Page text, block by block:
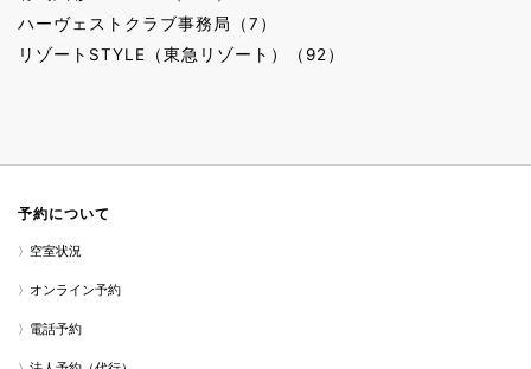
ハーヴェストクラブ事務局（7）
リゾートSTYLE（東急リゾート）（92）
予約について
空室状況
オンライン予約
電話予約